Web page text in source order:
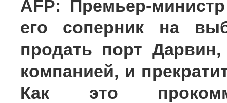
AFP: Премьер-
его соперник на
продать порт
компанией, и
Как это